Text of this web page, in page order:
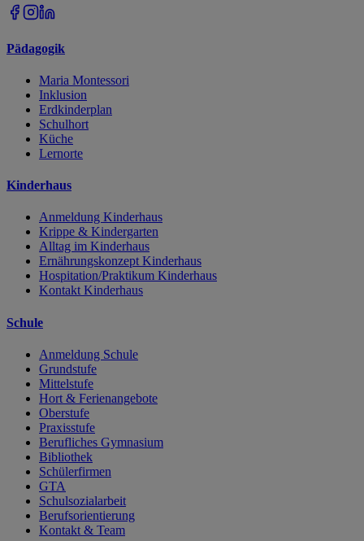
Pädagogik
Maria Montessori
Inklusion
Erdkinderplan
Schulhort
Küche
Lernorte
Kinderhaus
Anmeldung Kinderhaus
Krippe & Kindergarten
Alltag im Kinderhaus
Ernährungskonzept Kinderhaus
Hospitation/Praktikum Kinderhaus
Kontakt Kinderhaus
Schule
Anmeldung Schule
Grundstufe
Mittelstufe
Hort & Ferienangebote
Oberstufe
Praxisstufe
Berufliches Gymnasium
Bibliothek
Schülerfirmen
GTA
Schulsozialarbeit
Berufsorientierung
Kontakt & Team